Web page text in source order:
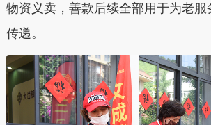
物资义卖，善款后续全部用于为老
传递。